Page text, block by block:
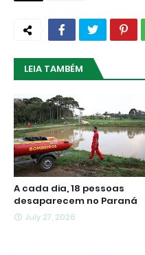
LEIA TAMBÉM
A cada dia, 18 pessoas
desaparecem no Paraná
July 27, 2026